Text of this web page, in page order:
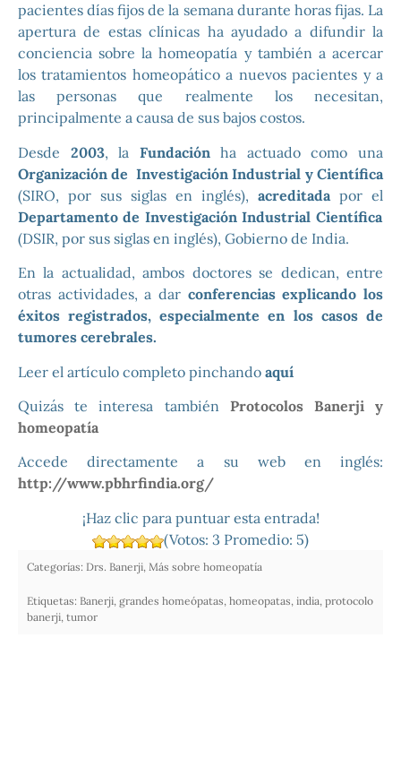
pacientes días fijos de la semana durante horas fijas. La
apertura de estas clínicas ha ayudado a difundir la
conciencia sobre la homeopatía y también a acercar
los tratamientos homeopático a nuevos pacientes y a
las personas que realmente los necesitan,
principalmente a causa de sus bajos costos.
Desde 2003, la Fundaciónha actuado como una
Organización de Investigación Industrial y Científica
(SIRO, por sus siglas en inglés), acreditada por el
Departamento de Investigación Industrial Científica
(DSIR, por sus siglas en inglés), Gobierno de India.
En la actualidad, ambos doctores se dedican, entre
otras actividades, a dar conferencias explicando los
éxitos registrados, especialmente en los casos de
tumores cerebrales.
Leer el artículo completo pinchando aquí
Quizás te interesa también Protocolos Banerji y
homeopatía
Accede directamente a su web en inglés:
http://www.pbhrfindia.org/
¡Haz clic para puntuar esta entrada!
(Votos: 3 Promedio: 5)
Categorías: Drs. Banerji Más sobre homeopatía
Etiquetas: Banerji grandes homeópatas homeopatas india protocolo
banerji tumor